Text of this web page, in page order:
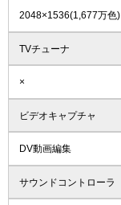
2048×1536(1,677万色)
TVチューナ
×
ビデオキャプチャ
DV動画編集
サウンドコントローラ